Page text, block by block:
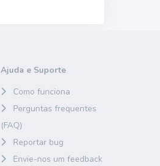
Ajuda e Suporte
Como funciona
Perguntas frequentes
(FAQ)
Reportar bug
Envie-nos um feedback